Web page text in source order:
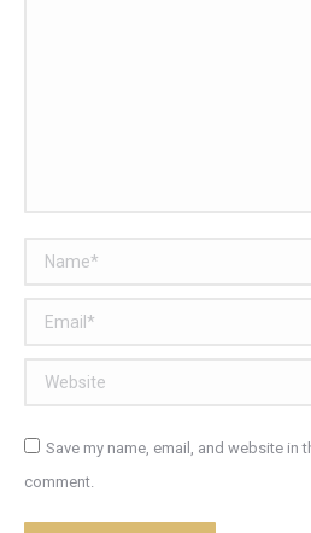
Name *
Email *
Website
Save my name, email, and website in
comment.